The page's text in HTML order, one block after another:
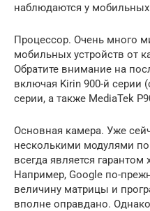
наблюдаются у мобильных
Процессор. Очень много
мобильных устройств от
Обратите внимание на
включая Kirin 900-й серии
серии, а также MediaTek
Основная камера. Уже
несколькими модулями по
всегда является гарантом
Например, Google по-
величину матрицы и
вполне оправдано.